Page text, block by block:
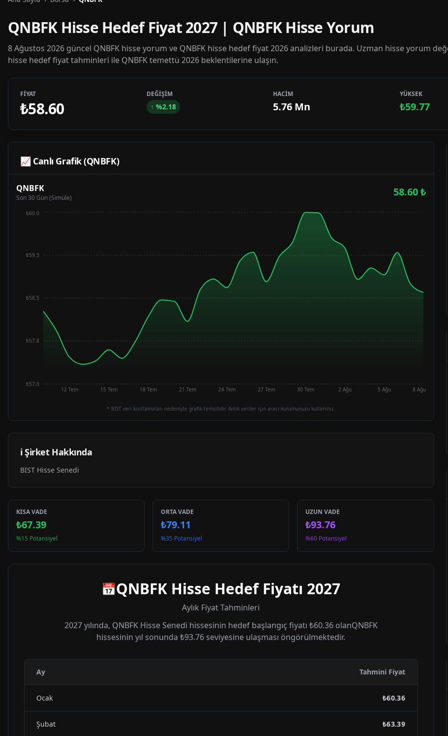
QNBFK Hisse Hedef Fiyat 2027 | QNBFK Hisse Yorum
8 Ağustos 2026 güncel QNBFK hisse yorum ve QNBFK hisse hedef fiyat 2026 analizleri burada. Uzman hisse yorum
hisse hedef fiyat tahminleri ile QNBFK temettü 2026 beklentilerine ulaşın.
FİYAT
₺58.60
DEĞİŞİM
↑ %2.18
HACİM
5.76 Mn
YÜKSEK
₺59.77
📈 Canlı Grafik (QNBFK)
QNBFK
Son 30 Gün (Simüle) 58.60₺
12 Tem 15 Tem 18 Tem 21 Tem 24 Tem 27 Tem 30 Tem 2 Ağu 5 Ağu 8 Ağu
₺57.0
₺57.8
₺58.5
₺59.3
₺60.0
* BIST veri kısıtlamaları nedeniyle grafik temsilidir. Anlık veriler için aracı kurumunuzu kullanınız.
ℹ️ Şirket Hakkında
BIST Hisse Senedi
KISA VADE
₺67.39
%15 Potansiyel
ORTA VADE
₺79.11
%35 Potansiyel
UZUN VADE
₺93.76
%60 Potansiyel
📅QNBFK Hisse Hedef Fiyatı 2027
Aylık Fiyat Tahminleri
2027yılında, QNBFKHisse Senedi hissesinin hedef başlangıç fiyatı ₺60.36olanQNBFK
hissesinin yıl sonunda₺93.76 seviyesine ulaşması öngörülmektedir.
Ay Tahmini Fiyat
Ocak ₺60.36
Şubat ₺63.39